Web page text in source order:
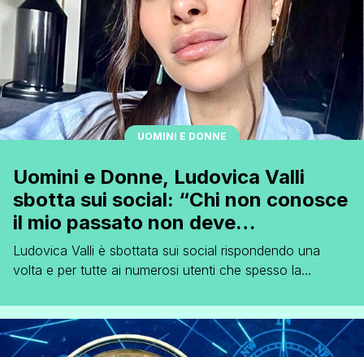
UOMINI E DONNE
Uomini e Donne, Ludovica Valli
sbotta sui social: “Chi non conosce
il mio passato non deve
permettersi di parlare”
Ludovica Valli è sbottata sui social rispondendo una
volta e per tutte ai numerosi utenti che spesso la
Beatrice, aveva parecchio fatto mormorare il web in
seguito ad alcune esternazioni circa il rapporto con le
sorelle, in particolare proprio con Ludovica: Ci piacciono